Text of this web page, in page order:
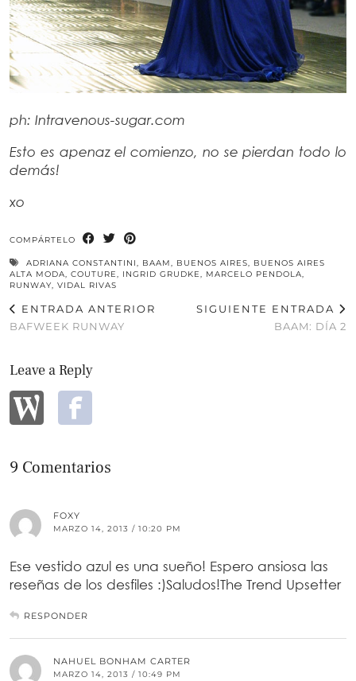
ph: Intravenous-sugar.com
Esto es apenaz el comienzo, no se pierdan todo lo
demás!
xo
COMPÁRTELO
ADRIANA CONSTANTINI, BAAM, BUENOS AIRES, BUENOS AIRES
ALTA MODA, COUTURE, INGRID GRUDKE, MARCELO PENDOLA,
RUNWAY, VIDAL RIVAS
ENTRADA ANTERIOR
BAFWEEK RUNWAY
SIGUIENTE ENTRADA
BAAM: DÍA 2
Leave a Reply
9 Comentarios
FOXY
MARZO 14, 2013 / 10:20 PM
Ese vestido azul es una sueño! Espero ansiosa las
reseñas de los desfiles :)Saludos!The Trend Upsetter
RESPONDER
NAHUEL BONHAM CARTER
MARZO 14, 2013 / 10:49 PM